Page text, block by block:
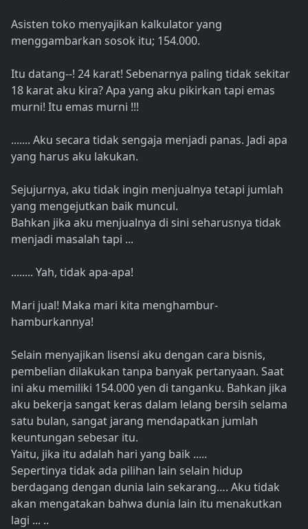
Asisten toko menyajikan kalkulator yang
menggambarkan sosok itu; 154.000.
Itu datang--! 24 karat! Sebenarnya paling tidak sekitar
18 karat aku kira? Apa yang aku pikirkan tapi emas
murni! Itu emas murni !!!
....... Aku secara tidak sengaja menjadi panas. Jadi apa
yang harus aku lakukan.
Sejujurnya, aku tidak ingin menjualnya tetapi jumlah
yang mengejutkan baik muncul.
Bahkan jika aku menjualnya di sini seharusnya tidak
menjadi masalah tapi ...
........ Yah, tidak apa-apa!
Mari jual! Maka mari kita menghambur-
hamburkannya!
Selain menyajikan lisensi aku dengan cara bisnis,
pembelian dilakukan tanpa banyak pertanyaan. Saat
ini aku memiliki 154.000 yen di tanganku. Bahkan jika
aku bekerja sangat keras dalam lelang bersih selama
satu bulan, sangat jarang mendapatkan jumlah
keuntungan sebesar itu.
Yaitu, jika itu adalah hari yang baik .....
Sepertinya tidak ada pilihan lain selain hidup
berdagang dengan dunia lain sekarang…. Aku tidak
akan mengatakan bahwa dunia lain itu menakutkan
lagi ... ..